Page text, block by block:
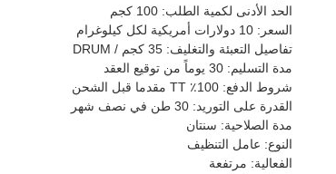
الحد الأدنى لكمية الطلب: 100 كجم
السعر: 10 دولارات أمريكية لكل كيلوغرام
تفاصيل التعبئة والتغليف: 35 كجم / DRUM
مدة التسليم: 30 يوماً من توقيع العقد
شروط الدفع: 100٪ TT مقدما قبل الشحن
القدرة على التوريد: 30 طن في نصف شهر
مدة الصلاحية: سنتان
النوع: عامل التنظيف
الفعالية: مرتفعة